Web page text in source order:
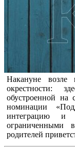
Накануне
окрестности:
обустроенной на
номинации
интеграцию и
ограниченными
родителей